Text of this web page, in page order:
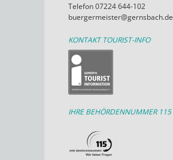
Telefon 07224 644-102
buergermeister@gernsbach.de
KONTAKT TOURIST-INFO
IHRE BEHÖRDENNUMMER 115